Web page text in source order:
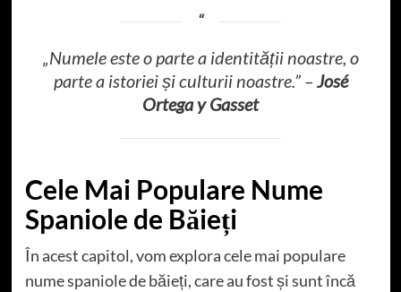
„Numele este o parte a identității noastre, o
parte a istoriei și culturii noastre.” – José
Ortega y Gasset
Cele Mai Populare Nume
Spaniole de Băieți
În acest capitol, vom explora cele mai populare
nume spaniole de băieți, care au fost și sunt încă